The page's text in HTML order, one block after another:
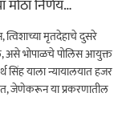
मोठा निर्णय…
त्विशाच्या मृतदेहाचे दुसरे
असे भोपाळचे पोलिस आयुक्त
सिंह याला न्यायालयात हजर
जेणेकरून या प्रकरणातील